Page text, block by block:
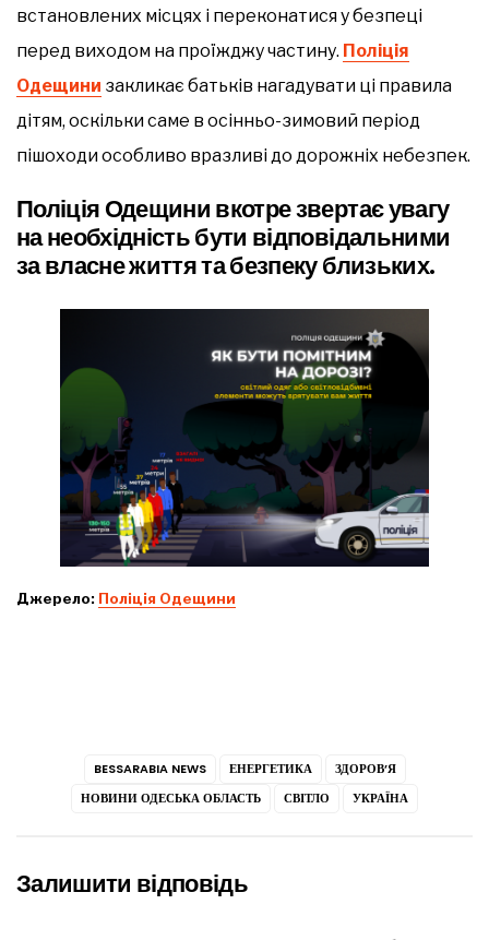
встановлених місцях і переконатися у безпеці
перед виходом на проїжджу частину. Поліція
Одещини закликає батьків нагадувати ці правила
дітям, оскільки саме в осінньо-зимовий період
пішоходи особливо вразливі до дорожніх небезпек.
Поліція Одещини вкотре звертає увагу
на необхідність бути відповідальними
за власне життя та безпеку близьких.
Джерело: Поліція Одещини
BESSARABIA NEWS ЕНЕРГЕТИКА
ЗДОРОВ’Я
НОВИНИ ОДЕСЬКА ОБЛАСТЬ
СВІТЛО УКРАЇНА
Залишити відповідь